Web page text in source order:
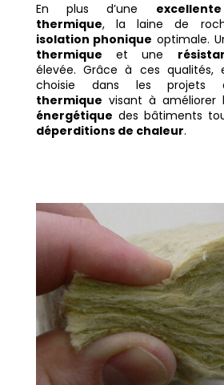
En plus d’une
thermique, la laine de
isolation phonique optimale.
thermique et une
élevée. Grâce à ces qualités,
choisie dans les
thermique visant à améliorer
énergétique des bâtiments
déperditions de chaleur.